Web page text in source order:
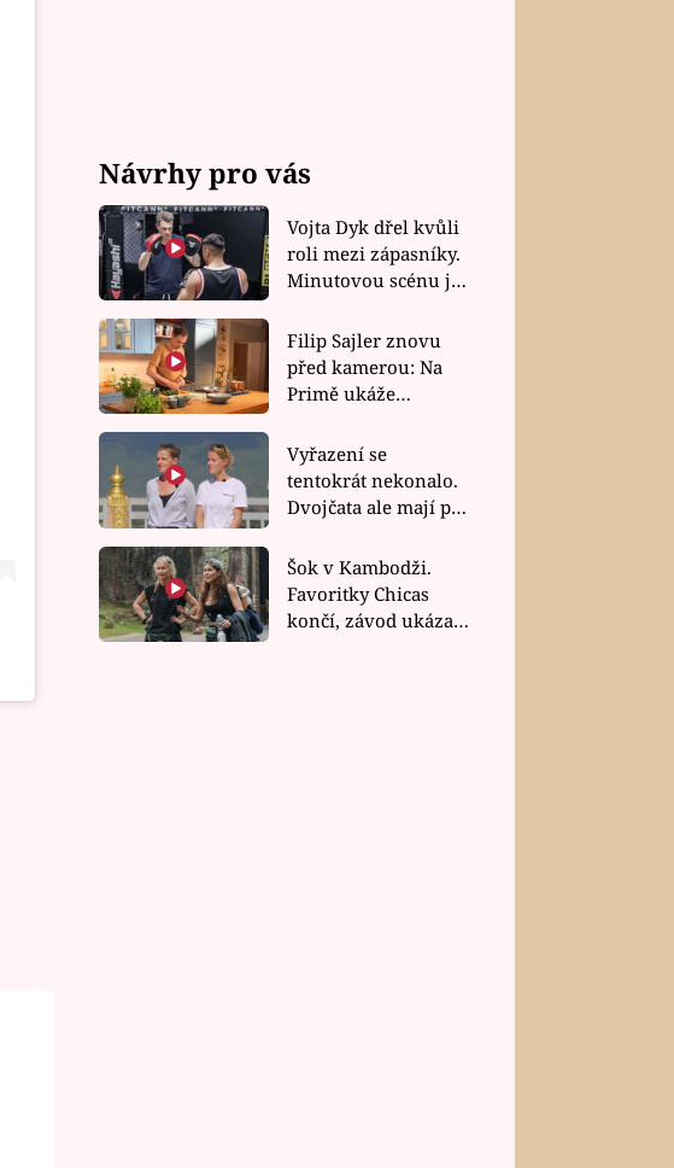
Návrhy pro vás
Vojta Dyk dřel kvůli
roli mezi zápasníky.
Minutovou scénu jel
Filip Sajler znovu
před kamerou: Na
Primě ukáže
rychlé recepty
Vyřazení se
tentokrát nekonalo.
Dvojčata ale mají po
závodu nůž na krku
Šok v Kambodži.
Favoritky Chicas
končí, závod ukázal